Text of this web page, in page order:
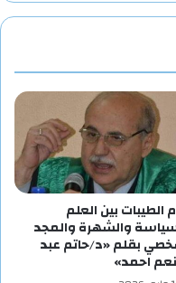
الطيبات بين العلم
والشهرة والمجد
بقلم «د/حاتم عبد
احمد»